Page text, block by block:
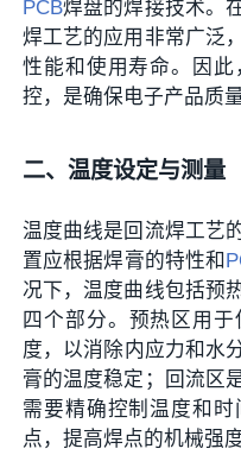
PCB焊盘的焊接技术。
焊工艺的应用非常广泛
性能和使用寿命。因
控，是确保电子产品质
二、温度设定与测量
温度曲线是回流焊工艺
置应根据焊膏的特性和
况下，温度曲线包括预
四个部分。预热区用
度，以消除内应力和水
膏的温度稳定；回流区
需要精确控制温度和
点，提高焊点的机械强